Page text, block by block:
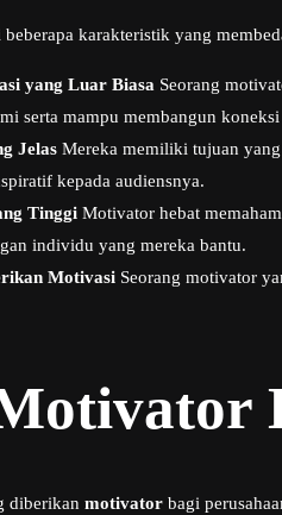
karakteristik yang
yang Luar Biasa Seorang
serta mampu membangun
Jelas Mereka memiliki tujuan
kepada audiensnya.
Tinggi Motivator hebat
individu yang mereka bantu.
Motivasi Seorang motivator
diberikan motivator bagi